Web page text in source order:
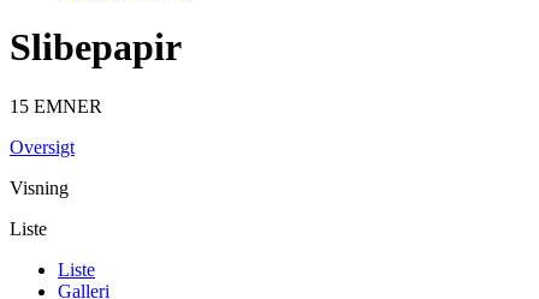
Slibepapir
15 EMNER
Oversigt
Visning
Liste
Liste
Galleri